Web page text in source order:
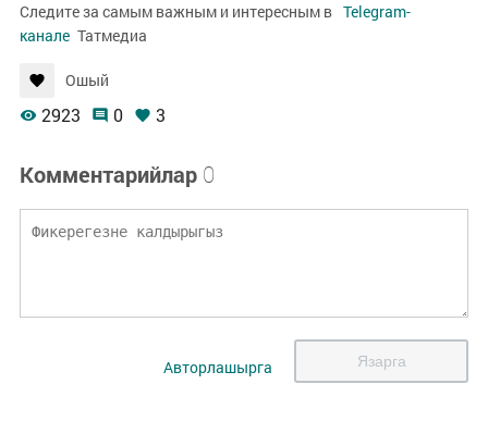
Следите за самым важным и интересным в Telegram-
канале Татмедиа
Ошый
2923 0 3
Комментарийлар 0
Авторлашырга Язарга